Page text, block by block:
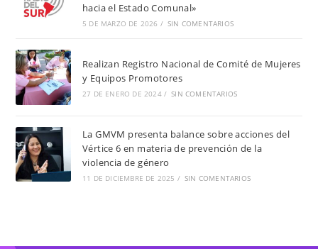
hacia el Estado Comunal»
5 DE MARZO DE 2026 / SIN COMENTARIOS
Realizan Registro Nacional de Comité de Mujeres
y Equipos Promotores
27 DE ENERO DE 2024 / SIN COMENTARIOS
La GMVM presenta balance sobre acciones del
Vértice 6 en materia de prevención de la
violencia de género
11 DE DICIEMBRE DE 2025 / SIN COMENTARIOS